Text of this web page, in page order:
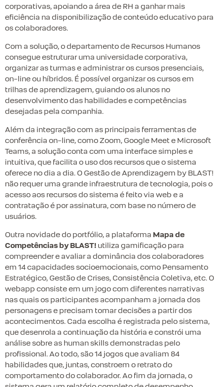
corporativas, apoiando a área de RH a ganhar mais
eficiência na disponibilização de conteúdo educativo para
os colaboradores.
Com a solução, o departamento de Recursos Humanos
consegue estruturar uma universidade corporativa,
organizar as turmas e administrar os cursos presenciais,
on-line ou híbridos. É possível organizar os cursos em
trilhas de aprendizagem, guiando os alunos no
desenvolvimento das habilidades e competências
desejadas pela companhia.
Além da integração com as principais ferramentas de
conferência on-line, como Zoom, Google Meet e Microsoft
Teams, a solução conta com uma interface simples e
intuitiva, que facilita o uso dos recursos que o sistema
oferece no dia a dia. O Gestão de Aprendizagem by BLAST!
não requer uma grande infraestrutura de tecnologia, pois o
acesso aos recursos do sistema é feito via web e a
contratação é por assinatura, com base no número de
usuários.
Outra novidade do portfólio, a plataforma Mapa de
Competências by BLAST! utiliza gamificação para
compreender e avaliar a dominância dos colaboradores
em 14 capacidades socioemocionais, como Pensamento
Estratégico, Gestão de Crises, Consistência Coletiva, etc. O
webapp consiste em um jogo com diferentes narrativas
nas quais os participantes acompanham a jornada dos
personagens e precisam tomar decisões a partir dos
acontecimentos. Cada escolha é registrada pelo sistema,
que desenrola a continuação da história e constrói uma
análise sobre as human skills demonstradas pelo
profissional. Ao todo, são 14 jogos que avaliam 84
habilidades que, juntas, constroem o retrato do
comportamento do colaborador. Ao fim da jornada, o